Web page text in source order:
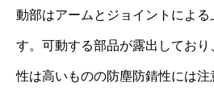
動部はアームとジョイントによる
す。可動する部品が露出してお
性は高いものの防塵防錆性には注